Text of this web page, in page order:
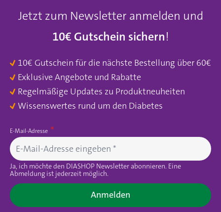
Jetzt zum Newsletter anmelden und
10€ Gutschein sichern!
10€ Gutschein für die nächste Bestellung über 60€
Exklusive Angebote und Rabatte
Regelmäßige Updates zu Produktneuheiten
Wissenswertes rund um den Diabetes
E-Mail-Adresse
Ja, ich möchte den DIASHOP Newsletter abonnieren. Eine
Abmeldung ist jederzeit möglich.
Anmelden